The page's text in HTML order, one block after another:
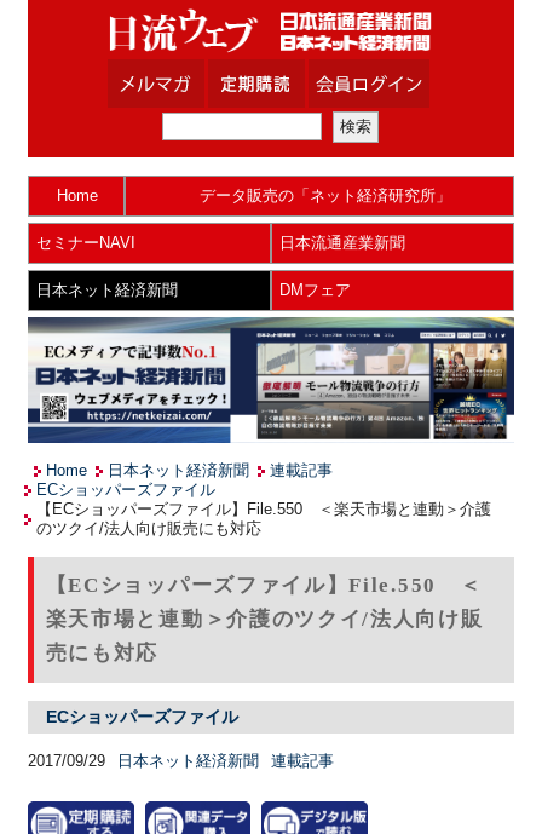
Home データ販売の「ネット経済研究所」
セミナーNAVI 日本流通産業新聞
日本ネット経済新聞 DMフェア
Home 日本ネット経済新聞
連載記事
ECショッパーズファイル
【ECショッパーズファイル】File.550 ＜楽天市場と連動＞介護
のツクイ/法人向け販売にも対応
【ECショッパーズファイル】File.550 ＜
楽天市場と連動＞介護のツクイ/法人向け販
売にも対応
ECショッパーズファイル
2017/09/29 日本ネット経済新聞 連載記事